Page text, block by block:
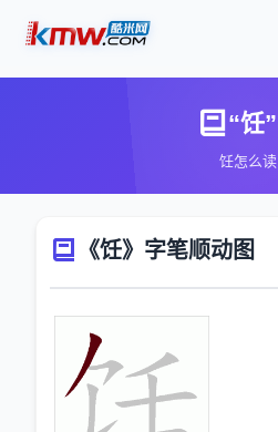
“饪
饪怎么读
《饪》字笔顺动图